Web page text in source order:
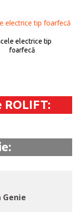
electrice tip
foarfecă